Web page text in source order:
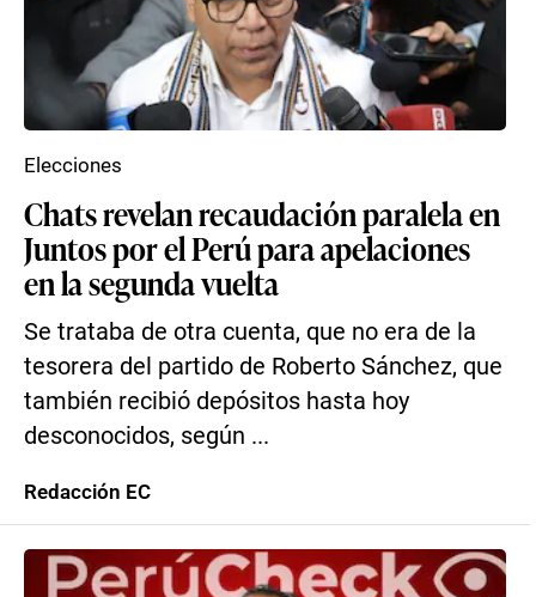
Chats revelan recaudación paralela en
Juntos por el Perú para apelaciones
en la segunda vuelta
Se trataba de otra cuenta, que no era de la
tesorera del partido de Roberto Sánchez, que
también recibió depósitos hasta hoy
desconocidos, según ...
Elecciones
Redacción EC